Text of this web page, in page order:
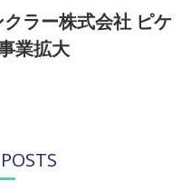
ラー株式会社 ピケ
業拡大